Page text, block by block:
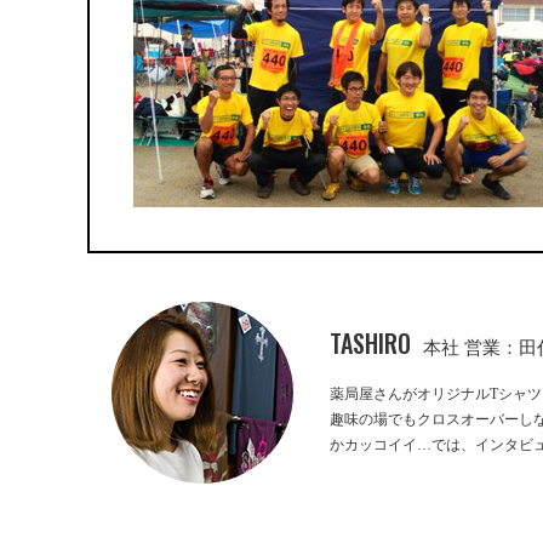
TASHIRO 本社 営業：田
薬局屋さんがオリジナルTシャ
趣味の場でもクロスオーバーし
かカッコイイ…では、インタビ